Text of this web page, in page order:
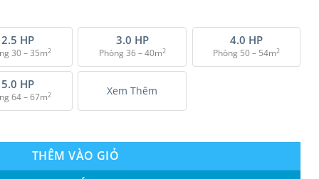
₫ 29.500.000.
2.5 HP
30 – 35m2
3.0 HP
Phòng 36 – 40m2
4.0 HP
Phòng 50 – 54m2
5.0 HP
64 – 67m2 Xem Thêm
(4.5 Hp) Inverter số lượng
THÊM VÀO GIỎ